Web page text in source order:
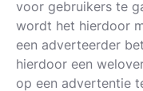
voor gebruikers te
wordt het hierdoor
een adverteerder
hierdoor een
op een advertentie